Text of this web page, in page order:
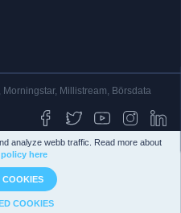
analyze webb traffic. Read more about
here
COOKIES
Millistream, Börsdata